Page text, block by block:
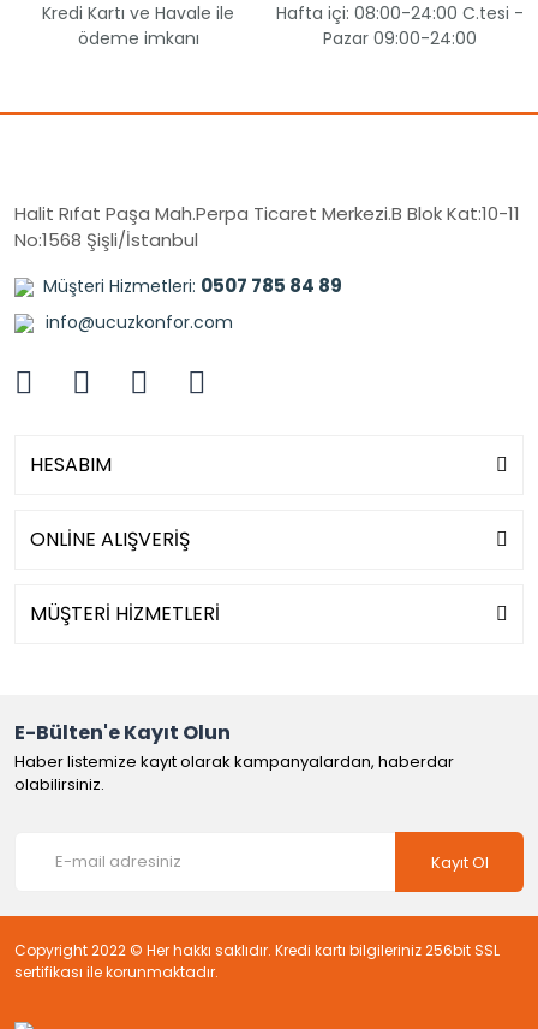
Kredi Kartı ve Havale ile
ödeme imkanı
Hafta içi: 08:00-24:00 C.tesi -
Pazar 09:00-24:00
Halit Rıfat Paşa Mah.Perpa Ticaret Merkezi.B Blok Kat:10-11
No:1568 Şişli/İstanbul
Müşteri Hizmetleri: 0507 785 84 89
info@ucuzkonfor.com
HESABIM
ONLİNE ALIŞVERİŞ
MÜŞTERİ HİZMETLERİ
E-Bülten'e Kayıt Olun
Haber listemize kayıt olarak kampanyalardan, haberdar
olabilirsiniz.
Kayıt Ol
Copyright 2022 © Her hakkı saklıdır. Kredi kartı bilgileriniz 256bit SSL
sertifikası ile korunmaktadır.